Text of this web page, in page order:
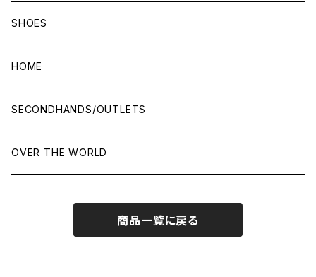
SHOES
HOME
SECONDHANDS/OUTLETS
OVER THE WORLD
商品一覧に戻る